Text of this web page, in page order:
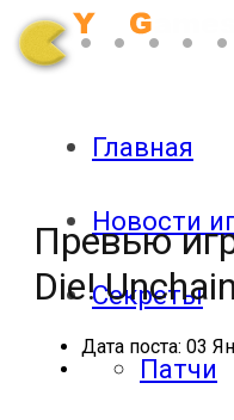
Главная
Новости
Секреты
Патчи
Превью
Die!
Дата поста: 03